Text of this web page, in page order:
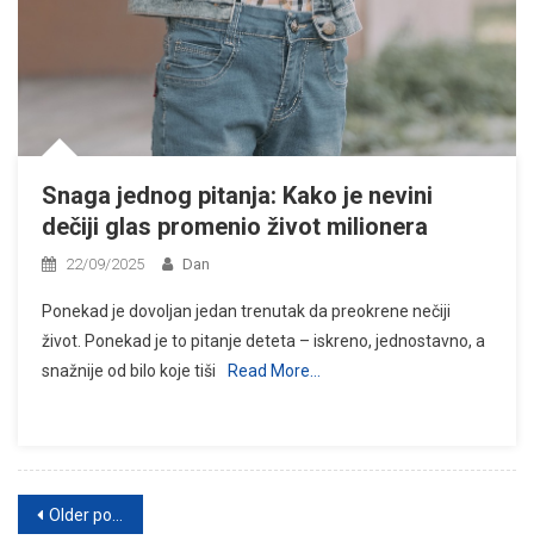
Snaga jednog pitanja: Kako je nevini
dečiji glas promenio život milionera
22/09/2025 Dan
Ponekad je dovoljan jedan trenutak da preokrene nečiji
život. Ponekad je to pitanje deteta – iskreno, jednostavno, a
snažnije od bilo koje tiši
Read More…
Posts
Older posts